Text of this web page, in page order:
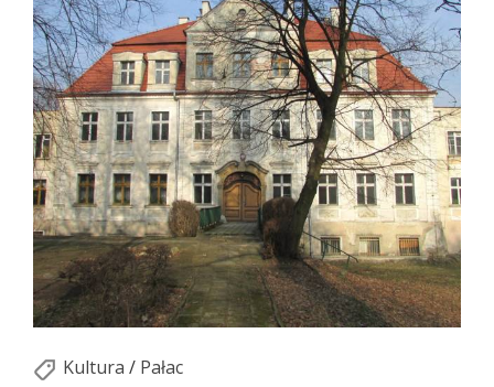
Kultura / Pałac